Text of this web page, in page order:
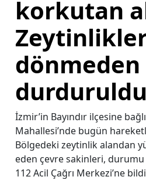
korkutan
dönmeden
durduruldu
İzmir’in Bayındır ilçesine
Mahallesi’nde bugün
Bölgedeki zeytinlik alandan
eden çevre sakinleri,
112 Acil Çağrı Merkezi’ne